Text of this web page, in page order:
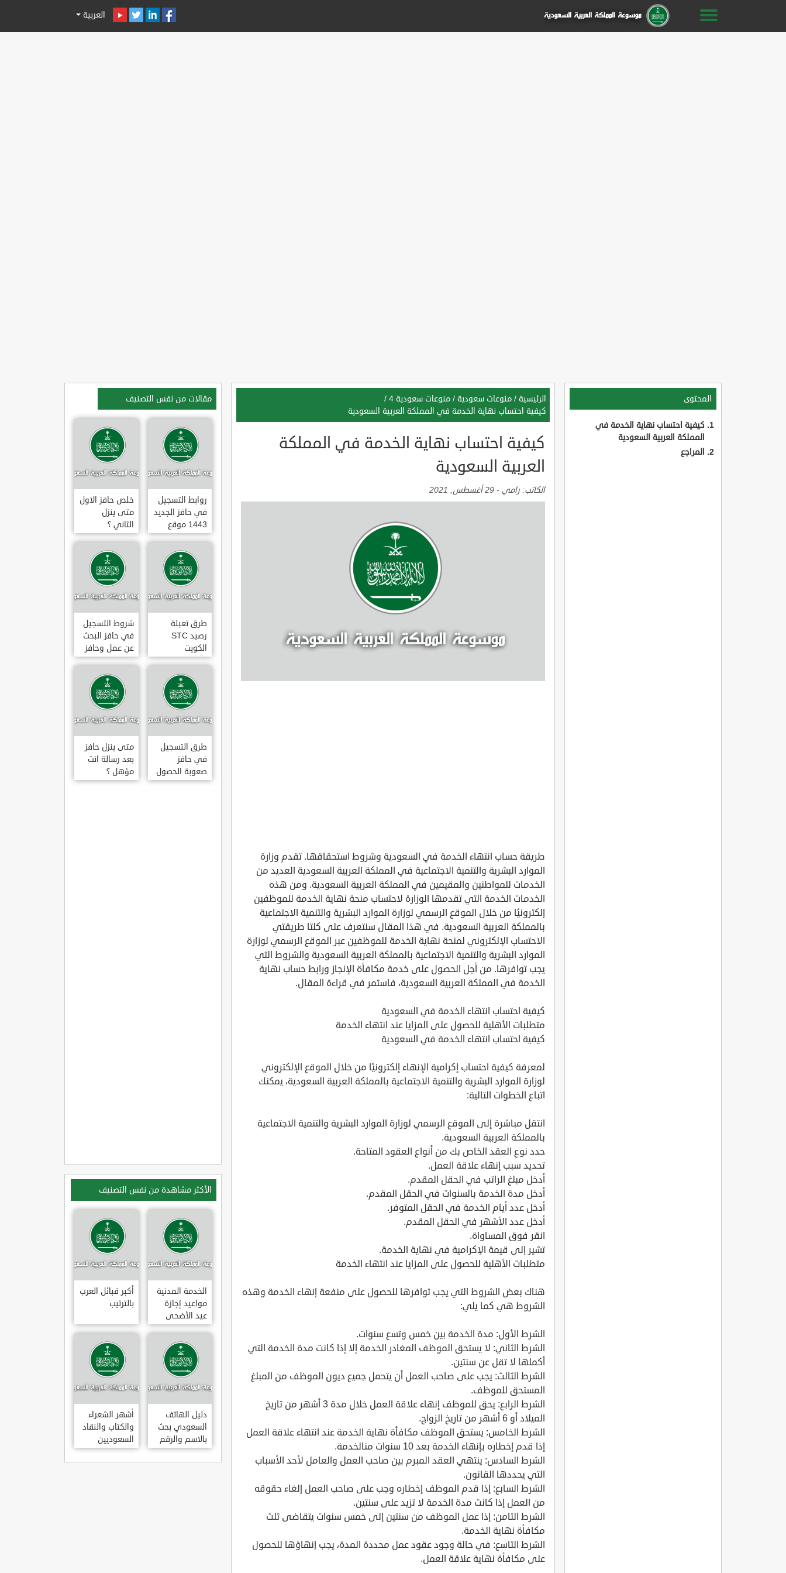
العربية
المحتوى
كيفية احتساب نهاية الخدمة في
المملكة العربية السعودية
المراجع
الرئيسية / منوعات سعودية / منوعات سعودية 4
/
كيفية احتساب نهاية الخدمة في المملكة العربية السعودية
كيفية احتساب نهاية الخدمة في المملكة
العربية السعودية
الكاتب: رامي - 29 أغسطس, 2021
طريقة حساب انتهاء الخدمة في السعودية وشروط استحقاقها. تقدم وزارة
الموارد البشرية والتنمية الاجتماعية في المملكة العربية السعودية العديد من
الخدمات للمواطنين والمقيمين في المملكة العربية السعودية. ومن هذه
الخدمات الخدمة التي تقدمها الوزارة لاحتساب منحة نهاية الخدمة للموظفين
إلكترونيًا من خلال الموقع الرسمي لوزارة الموارد البشرية والتنمية الاجتماعية
بالمملكة العربية السعودية. في هذا المقال سنتعرف على كلتا طريقتي
الاحتساب الإلكتروني لمنحة نهاية الخدمة للموظفين عبر الموقع الرسمي لوزارة
الموارد البشرية والتنمية الاجتماعية بالمملكة العربية السعودية والشروط التي
يجب توافرها. من أجل الحصول على خدمة مكافأة الإنجاز ورابط حساب نهاية
الخدمة في المملكة العربية السعودية، فاستمر في قراءة المقال.
كيفية احتساب انتهاء الخدمة في السعودية
متطلبات الأهلية للحصول على المزايا عند انتهاء الخدمة
كيفية احتساب انتهاء الخدمة في السعودية
لمعرفة كيفية احتساب إكرامية الإنهاء إلكترونيًا من خلال الموقع الإلكتروني
لوزارة الموارد البشرية والتنمية الاجتماعية بالمملكة العربية السعودية، يمكنك
اتباع الخطوات التالية:
انتقل مباشرة إلى الموقع الرسمي لوزارة الموارد البشرية والتنمية الاجتماعية
بالمملكة العربية السعودية.
حدد نوع العقد الخاص بك من أنواع العقود المتاحة.
تحديد سبب إنهاء علاقة العمل.
أدخل مبلغ الراتب في الحقل المقدم.
أدخل مدة الخدمة بالسنوات في الحقل المقدم.
أدخل عدد أيام الخدمة في الحقل المتوفر.
أدخل عدد الأشهر في الحقل المقدم.
انقر فوق المساواة.
تشير إلى قيمة الإكرامية في نهاية الخدمة.
متطلبات الأهلية للحصول على المزايا عند انتهاء الخدمة
هناك بعض الشروط التي يجب توافرها للحصول على منفعة إنهاء الخدمة وهذه
الشروط هي كما يلي:
الشرط الأول: مدة الخدمة بين خمس وتسع سنوات.
الشرط الثاني: لا يستحق الموظف المغادر الخدمة إلا إذا كانت مدة الخدمة التي
أكملها لا تقل عن سنتين.
الشرط الثالث: يجب على صاحب العمل أن يتحمل جميع ديون الموظف من المبلغ
المستحق للموظف.
الشرط الرابع: يحق للموظف إنهاء علاقة العمل خلال مدة 3 أشهر من تاريخ
الميلاد أو 6 أشهر من تاريخ الزواج.
الشرط الخامس: يستحق الموظف مكافأة نهاية الخدمة عند انتهاء علاقة العمل
إذا قدم إخطاره بإنهاء الخدمة بعد 10 سنوات منالخدمة.
الشرط السادس: ينتهي العقد المبرم بين صاحب العمل والعامل لأحد الأسباب
التي يحددها القانون.
الشرط السابع: إذا قدم الموظف إخطاره وجب على صاحب العمل إلغاء حقوقه
من العمل إذا كانت مدة الخدمة لا تزيد على سنتين.
الشرط الثامن: إذا عمل الموظف من سنتين إلى خمس سنوات يتقاضى ثلث
مكافأة نهاية الخدمة.
الشرط التاسع: في حالة وجود عقود عمل محددة المدة، يجب إنهاؤها للحصول
على مكافأة نهاية علاقة العمل.
مقالات من نفس التصنيف
روابط التسجيل
في حافز الجديد
1443 موقع
طاقات البوابة
الوطنية للعمل
خلص حافز الاول
متى ينزل
الثاني ؟
طرق تعبئة
رصيد STC
الكويت
بالخطوات 2022
شروط التسجيل
في حافز البحث
عن عمل وحافز
صعوبة البحث
عن عمل ؟
طرق التسجيل
في حافز
صعوبة الحصول
على عمل لاول
متى ينزل حافز
بعد رسالة انت
مؤهل ؟
الأكثر مشاهدة من نفس التصنيف
الخدمة المدنية
مواعيد إجازة
عيد الأضحى
لعام 1443هـ
متى عودة
الموظفين
بالسعودية بعد
إجازة عيد
الأضحى 1443
أكبر قبائل العرب
بالترتيب
دليل الهاتف
السعودي بحث
بالاسم والرقم
أشهر الشعراء
والكتاب والنقاد
السعوديين